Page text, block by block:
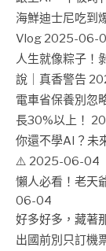
海鮮迪士尼吃到
Vlog 2025-06-
人生就像粽子！
說｜真香警告
電車省保養別忽
長30%以上！
你還不學AI？未
⚠️ 2025-06-04
懶人必看！老天
06-04
好多好多，藏著
出國前別只訂機